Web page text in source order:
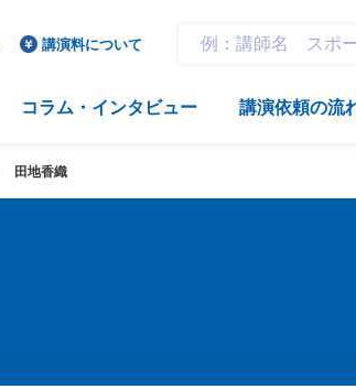
コラム・インタビュー
講演料について
講演依頼の流
田地香織